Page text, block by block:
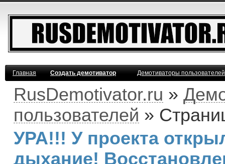
Главная Создать демотиватор Демотиваторы
RusDemotivator.ru »
пользователей »
УРА!!! У проекта
дыхание!